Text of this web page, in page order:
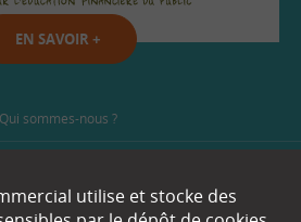
EN SAVOIR +
Qui sommes-nous ?
Espace Presse
utilise et stocke des